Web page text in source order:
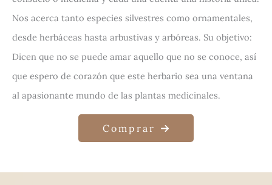
Nos acerca tanto especies silvestres como ornamentales,
desde herbáceas hasta arbustivas y arbóreas. Su objetivo:
Dicen que no se puede amar aquello que no se conoce, así
que espero de corazón que este herbario sea una ventana
al apasionante mundo de las plantas medicinales.
Comprar